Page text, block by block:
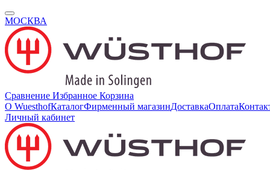
МОСКВА
Сравнение Избранное Корзина
О WuesthofКаталогФирменный магазинДоставкаОплата
Личный кабинет